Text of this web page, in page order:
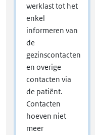
werklast tot het
enkel
informeren van
de
gezinscontacten
en overige
contacten via
de patiënt.
Contacten
hoeven niet
meer